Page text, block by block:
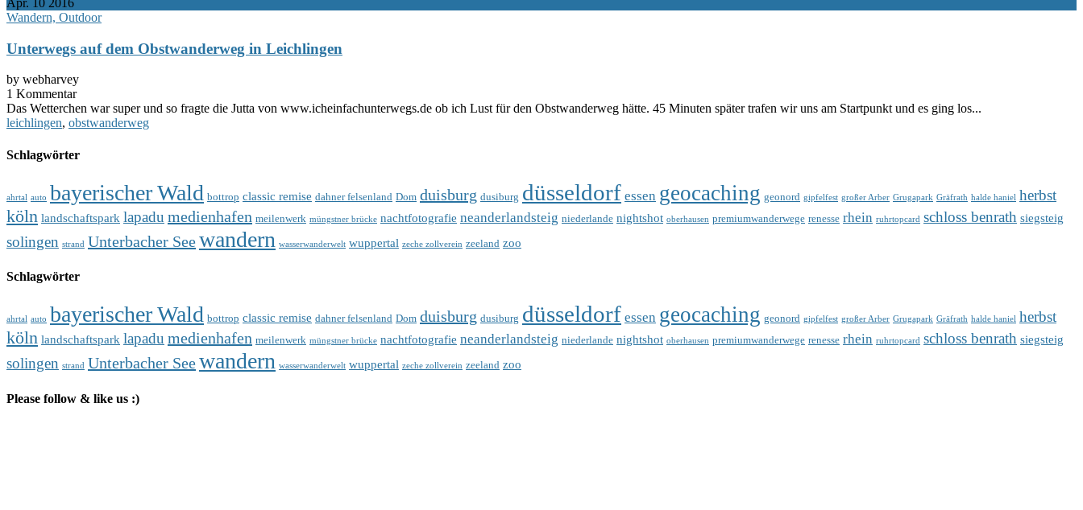
Wandern, Outdoor
Unterwegs auf dem Obstwanderweg in Leichlingen
by webharvey
1 Kommentar
Das Wetterchen war super und so fragte die Jutta von www.icheinfachunterwegs.de ob ich Lust für den Obstwanderweg hätte. 45 Minuten später trafen wir uns am Startpunkt und es ging los...
leichlingen, obstwanderweg
Schlagwörter
ahrtal auto bayerischer Wald bottrop classic remise dahner felsenland Dom duisburg dusiburg düsseldorf essen geocaching geonord gipfelfest großer Arber Grugapark Gräfrath halde haniel herbst
köln landschaftspark lapadu medienhafen meilenwerk müngstner brücke nachtfotografie neanderlandsteig niederlande nightshot oberhausen premiumwanderwege renesse rhein ruhrtopcard schloss benrath siegsteig
solingen strand Unterbacher Seewandern wasserwanderwelt wuppertal zeche zollverein zeeland zoo
Schlagwörter
ahrtal auto bayerischer Wald bottrop classic remise dahner felsenland Dom duisburg dusiburg düsseldorf essen geocaching geonord gipfelfest großer Arber Grugapark Gräfrath halde haniel herbst
köln landschaftspark lapadu medienhafen meilenwerk müngstner brücke nachtfotografie neanderlandsteig niederlande nightshot oberhausen premiumwanderwege renesse rhein ruhrtopcard schloss benrath siegsteig
solingen strand Unterbacher Seewandern wasserwanderwelt wuppertal zeche zollverein zeeland zoo
Please follow & like us :)